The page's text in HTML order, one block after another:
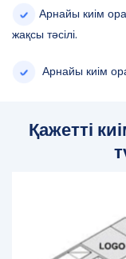
Арнайы киім
жақсы тәсілі.
Арнайы киім
Қажетті